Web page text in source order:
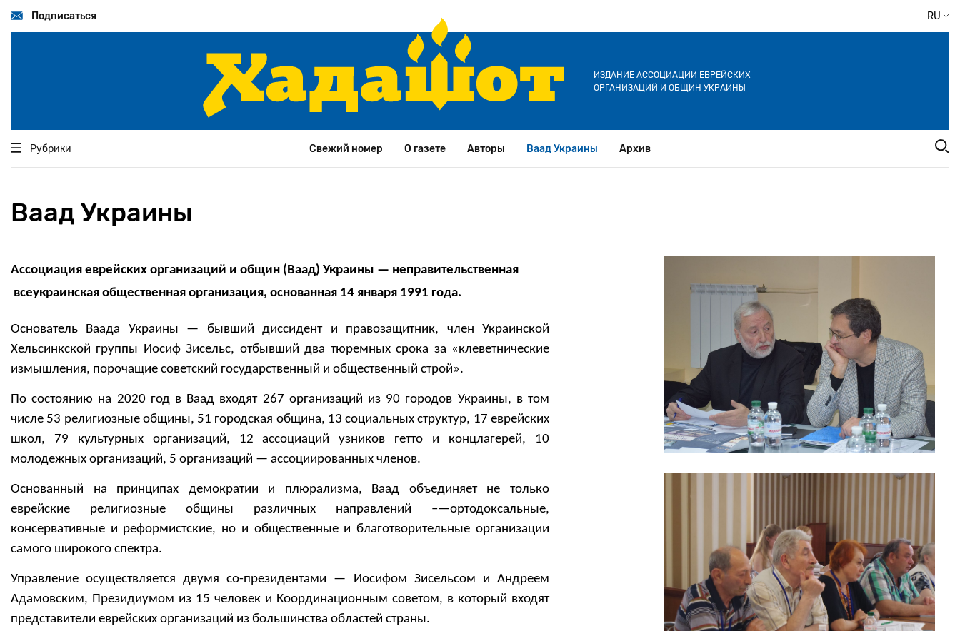
основномуПодписаться RU
ИЗДАНИЕ АССОЦИАЦИИ ЕВРЕЙСКИХ
ОРГАНИЗАЦИЙ И ОБЩИН УКРАИНЫ
Рубрики Свежий номер О газете Авторы Ваад Украины Архив
Ваад Украины
Ассоциация еврейских организаций и общин (Ваад) Украины — неправительственная
всеукраинская общественная организация, основанная 14 января 1991 года.
Основатель Ваада Украины — бывший диссидент и правозащитник, член Украинской
Хельсинкской группы Иосиф Зисельс, отбывший два тюремных срока за «клеветнические
измышления, порочащие советский государственный и общественный строй».
По состоянию на 2020 год в Ваад входят 267 организаций из 90 городов Украины, в том
числе 53 религиозные общины, 51 городская община, 13 социальных структур, 17 еврейских
школ, 79 культурных организаций, 12 ассоциаций узников гетто и концлагерей, 10
молодежных организаций, 5 организаций — ассоциированных членов.
Основанный на принципах демократии и плюрализма, Ваад объединяет не только
еврейские религиозные общины различных направлений –—ортодоксальные,
консервативные и реформистские, но и общественные и благотворительные организации
самого широкого спектра.
Управление осуществляется двумя со-президентами — Иосифом Зисельсом и Андреем
Адамовским, Президиумом из 15 человек и Координационным советом, в который входят
представители еврейских организаций из большинства областей страны.